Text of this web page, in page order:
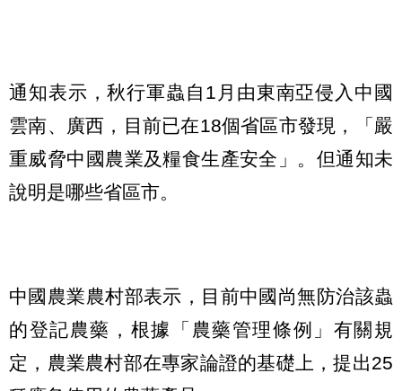
通知表示，秋行軍蟲自1月由東南亞侵入中國
雲南、廣西，目前已在18個省區市發現，「嚴
重威脅中國農業及糧食生產安全」。但通知未
說明是哪些省區市。
中國農業農村部表示，目前中國尚無防治該蟲
的登記農藥，根據「農藥管理條例」有關規
定，農業農村部在專家論證的基礎上，提出25